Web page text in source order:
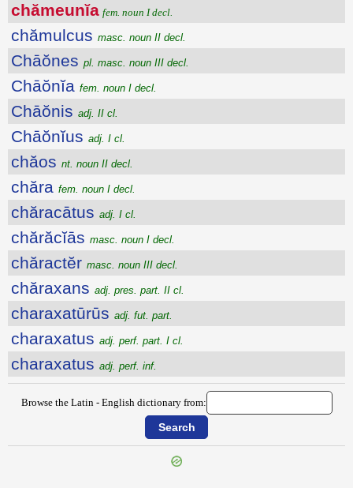
chămeunĭa fem. noun I decl.
chămulcus masc. noun II decl.
Chāŏnes pl. masc. noun III decl.
Chāŏnĭa fem. noun I decl.
Chāŏnis adj. II cl.
Chāŏnĭus adj. I cl.
chăos nt. noun II decl.
chăra fem. noun I decl.
chăracātus adj. I cl.
chărăcĭās masc. noun I decl.
chăractĕr masc. noun III decl.
chăraxans adj. pres. part. II cl.
charaxatūrūs adj. fut. part.
charaxatus adj. perf. part. I cl.
charaxatus adj. perf. inf.
Browse the Latin - English dictionary from: